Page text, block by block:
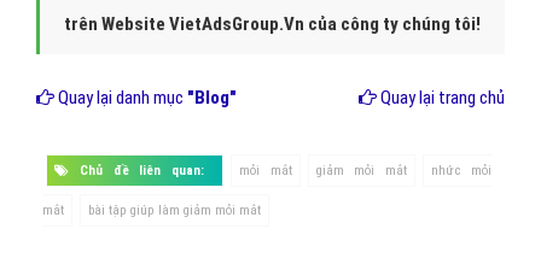
trên Website VietAdsGroup.Vn của công ty chúng tôi!
Quay lại danh mục "Blog" Quay lại trang chủ
Chủ đề liên quan: mỏi mắt giảm mỏi mắt nhức mỏi
mắt bài tập giúp làm giảm mỏi mắt